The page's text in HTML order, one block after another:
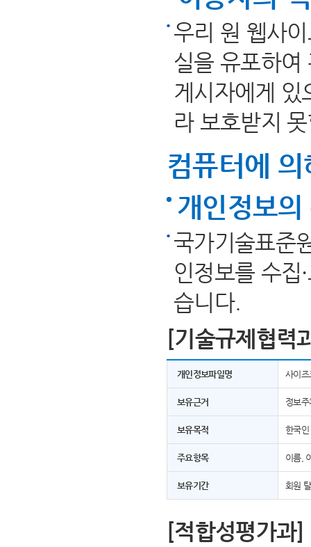
우리 원 웹사
실을 유포하여
게시자에게 있
라 보호받지
컴퓨터에
개인정보
국가기술표준
인정보를 수집
습니다.
[기술규제협력
개인정보파일명 사이즈
보유근거 정보
보유목적 한국
주요항목 이름,
보유기간 회원
[적합성평가과]